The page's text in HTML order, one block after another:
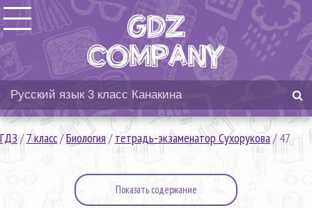
ГДЗ/7 класс/Биология /тетрадь-экзаменатор Сухорукова/47
Показать содержание